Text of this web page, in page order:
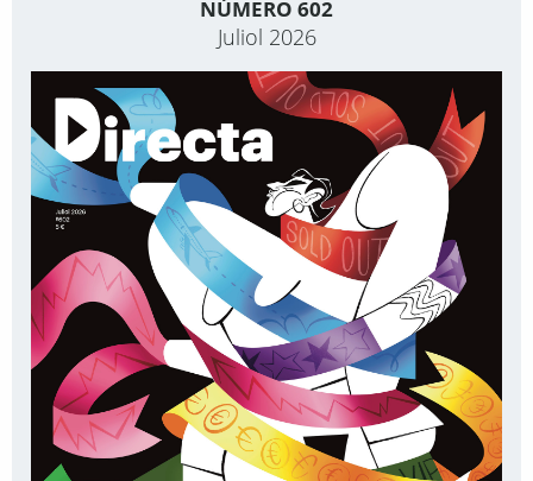
NÚMERO 602
Juliol 2026